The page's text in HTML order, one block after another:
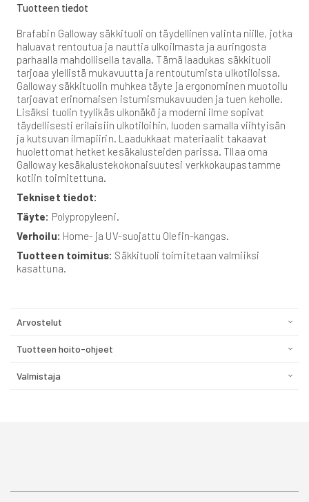
Tuotteen tiedot
Brafabin Galloway säkkituoli on täydellinen valinta niille, jotka
haluavat rentoutua ja nauttia ulkoilmasta ja auringosta
parhaalla mahdollisella tavalla. Tämä laadukas säkkituoli
tarjoaa ylellistä mukavuutta ja rentoutumista ulkotiloissa.
Galloway säkkituolin muhkea täyte ja ergonominen muotoilu
tarjoavat erinomaisen istumismukavuuden ja tuen keholle.
Lisäksi tuolin tyylikäs ulkonäkö ja moderni ilme sopivat
täydellisesti erilaisiin ulkotiloihin, luoden samalla viihtyisän
ja kutsuvan ilmapiirin. Laadukkaat materiaalit takaavat
huolettomat hetket kesäkalusteiden parissa. TIlaa oma
Galloway kesäkalustekokonaisuutesi verkkokaupastamme
kotiin toimitettuna.
Tekniset tiedot:
Täyte: Polypropyleeni.
Verhoilu: Home- ja UV-suojattu Olefin-kangas.
Tuotteen toimitus: Säkkituoli toimitetaan valmiiksi
kasattuna.
Arvostelut
Tuotteen hoito-ohjeet
Valmistaja